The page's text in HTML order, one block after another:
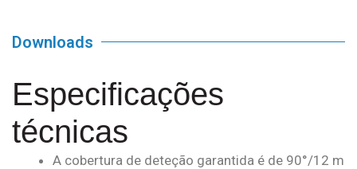
Downloads
Especificações
técnicas
A cobertura de deteção garantida é de 90°/12 m